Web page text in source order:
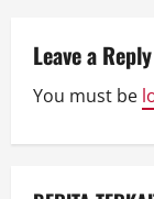
v
i
g
Leave a Reply
You must be